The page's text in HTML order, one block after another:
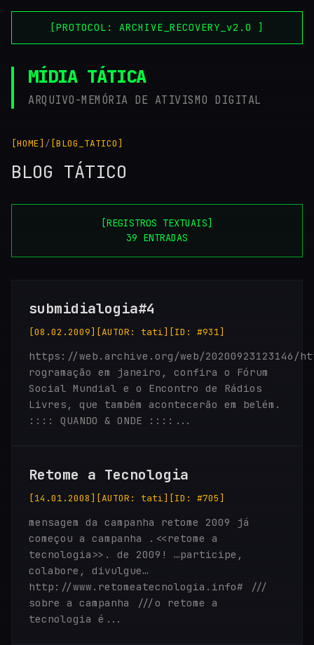
[PROTOCOL: ARCHIVE_RECOVERY_v2.0 ]
MÍDIA TÁTICA
ARQUIVO-MEMÓRIA DE ATIVISMO DIGITAL
[HOME] / [BLOG_TATICO]
BLOG TÁTICO
[REGISTROS TEXTUAIS]
39 ENTRADAS
submidialogia#4
[08.02.2009] [AUTOR: tati] [ID: #931]
https://web.archive.org/web/
rogramação em janeiro, confira o Fórum
Social Mundial e o Encontro de Rádios
Livres, que também acontecerão em belém.
:::: QUANDO & ONDE ::::...
Retome a Tecnologia
[14.01.2008] [AUTOR: tati] [ID: #705]
mensagem da campanha retome 2009 já
começou a campanha .<<retome a
tecnologia>>. de 2009! …participe,
colabore, divulgue…
http://www.retomeatecnologia.info# ///
sobre a campanha ///o retome a
tecnologia é...